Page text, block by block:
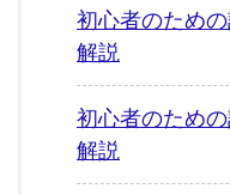
初心者のため
解説
初心者のため
解説